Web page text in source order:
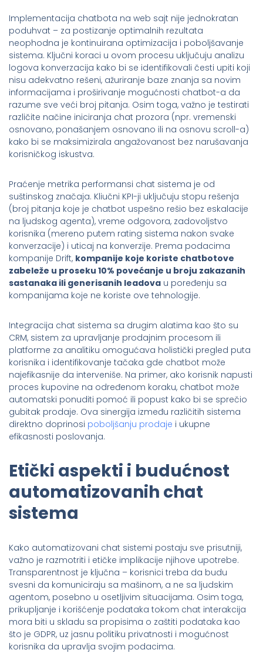
Implementacija chatbota na web sajt nije jednokratan
poduhvat – za postizanje optimalnih rezultata
neophodna je kontinuirana optimizacija i poboljšavanje
sistema. Ključni koraci u ovom procesu uključuju analizu
logova konverzacija kako bi se identifikovali česti upiti koji
nisu adekvatno rešeni, ažuriranje baze znanja sa novim
informacijama i proširivanje mogućnosti chatbot-a da
razume sve veći broj pitanja. Osim toga, važno je testirati
različite načine iniciranja chat prozora (npr. vremenski
osnovano, ponašanjem osnovano ili na osnovu scroll-a)
kako bi se maksimizirala angažovanost bez narušavanja
korisničkog iskustva.
Praćenje metrika performansi chat sistema je od
suštinskog značaja. Kliučni KPI-ji uključuju stopu rešenja
(broj pitanja koje je chatbot uspešno rešio bez eskalacije
na ljudskog agenta), vreme odgovora, zadovoljstvo
korisnika (mereno putem rating sistema nakon svake
konverzacije) i uticaj na konverzije. Prema podacima
kompanije Drift, kompanije koje koriste chatbotove
zabeleže u proseku 10% povećanje u broju zakazanih
sastanaka ili generisanih leadova u poređenju sa
kompanijama koje ne koriste ove tehnologije.
Integracija chat sistema sa drugim alatima kao što su
CRM, sistem za upravljanje prodajnim procesom ili
platforme za analitiku omogućava holistički pregled puta
korisnika i identifikovanje tačaka gde chatbot može
najefikasnije da interveniše. Na primer, ako korisnik napusti
proces kupovine na određenom koraku, chatbot može
automatski ponuditi pomoć ili popust kako bi se sprečio
gubitak prodaje. Ova sinergija između različitih sistema
direktno doprinosi poboljšanju prodaje i ukupne
efikasnosti poslovanja.
Etički aspekti i budućnost
automatizovanih chat
sistema
Kako automatizovani chat sistemi postaju sve prisutniji,
važno je razmotriti i etičke implikacije njihove upotrebe.
Transparentnost je ključna – korisnici treba da budu
svesni da komuniciraju sa mašinom, a ne sa ljudskim
agentom, posebno u osetljivim situacijama. Osim toga,
prikupljanje i korišćenje podataka tokom chat interakcija
mora biti u skladu sa propisima o zaštiti podataka kao
što je GDPR, uz jasnu politiku privatnosti i mogućnost
korisnika da upravlja svojim podacima.